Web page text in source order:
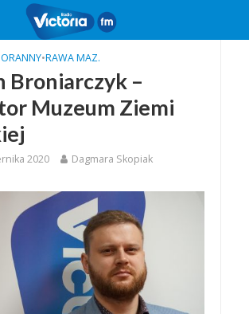
•RAWA MAZ.
Broniarczyk –
Muzeum Ziemi
2020 Dagmara Skopiak